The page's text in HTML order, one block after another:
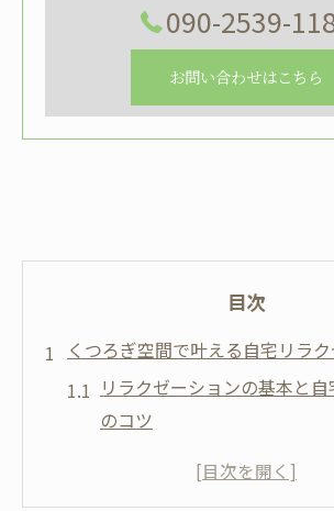
090-2539-
お問い合わせはこちら
目次
くつろぎ空間で叶える自宅リラ
リラクゼーションの基本と自
のコツ
要町マッサージの利点を自宅